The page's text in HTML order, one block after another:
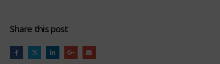
Share this post